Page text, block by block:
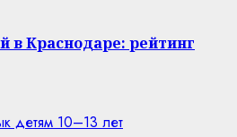
в Краснодаре: рейтинг
детям 10–13 лет